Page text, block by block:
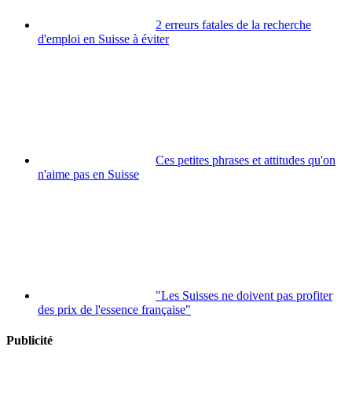
2 erreurs fatales de la recherche
d'emploi en Suisse à éviter
Ces petites phrases et attitudes qu'on
n'aime pas en Suisse
"Les Suisses ne doivent pas profiter
des prix de l'essence française"
Publicité